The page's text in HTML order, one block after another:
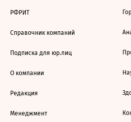
РФРИТ
Справочник компаний
Подписка для юр.лиц
О компании
Редакция
Менеджмент